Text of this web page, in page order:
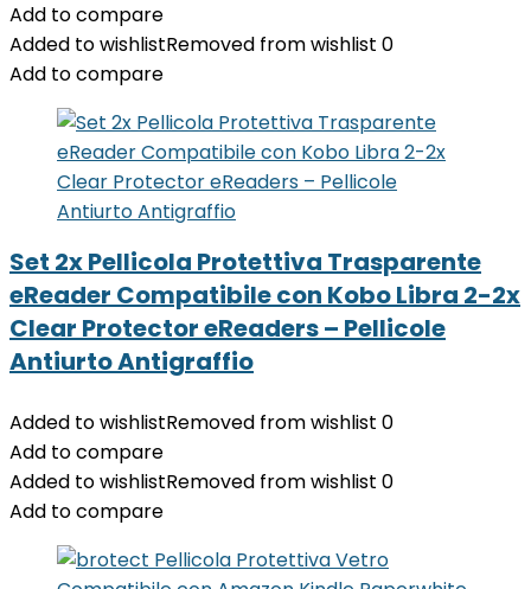
Add to compare
Added to wishlistRemoved from wishlist 0
Add to compare
Set 2x Pellicola Protettiva Trasparente
eReader Compatibile con Kobo Libra 2-2x
Clear Protector eReaders – Pellicole
Antiurto Antigraffio
Added to wishlistRemoved from wishlist 0
Add to compare
Added to wishlistRemoved from wishlist 0
Add to compare